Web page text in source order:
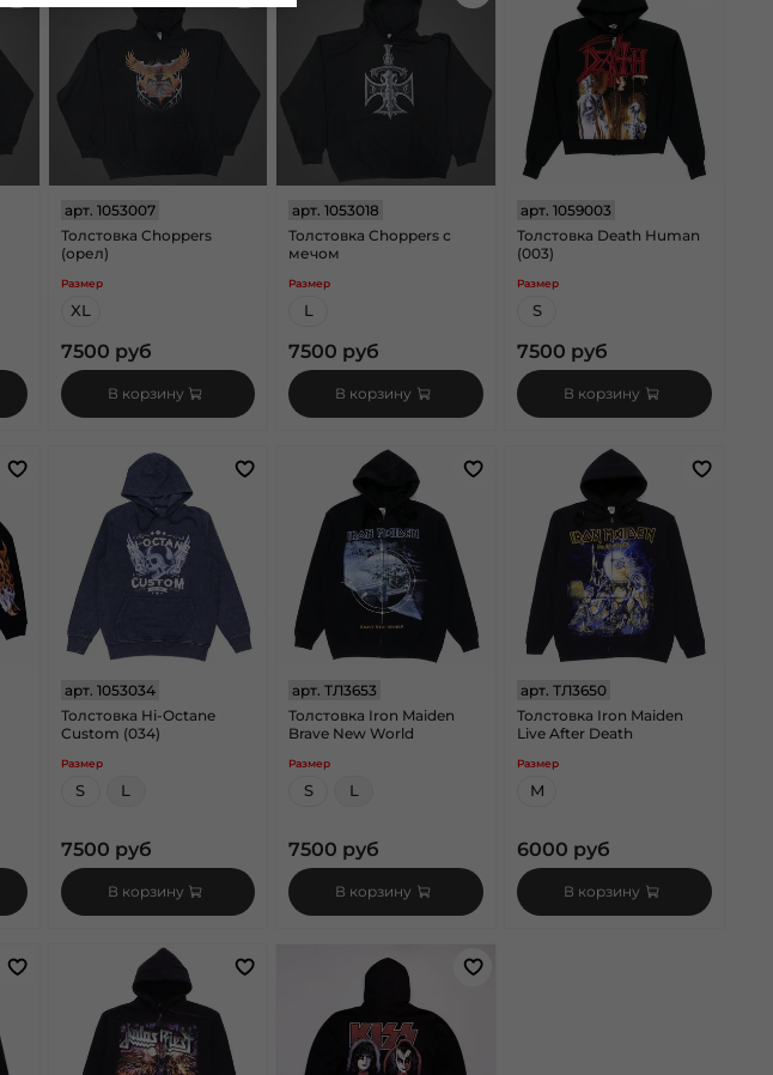
арт. 1053007
Толстовка Choppers
(орел)
Размер
XL
7500 руб
В корзину
арт.1053018
Толстовка Choppers с
мечом
Размер
L
7500 руб
В корзину
арт.1059003
Толстовка Death Human
(003)
Размер
S
7500 руб
В корзину
арт. 1053034
Толстовка Hi-Octane
Custom (034)
Размер
S L
7500 руб
В корзину
арт.ТЛ3653
Толстовка Iron Maiden
Brave New World
Размер
S L
7500 руб
В корзину
арт.ТЛ3650
Толстовка Iron Maiden
Live After Death
Размер
M
6000 руб
В корзину